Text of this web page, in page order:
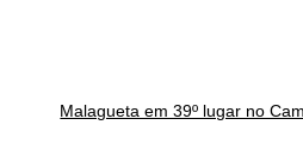
Malagueta em 39º lugar no